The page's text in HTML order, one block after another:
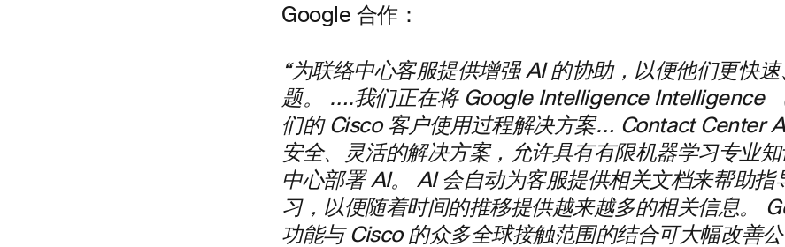
Google 合作：
“为联络中心客服提供增强 AI 的协助，以便他们更快
题。 ….我们正在将 Google Intelligence Intelligence
们的 Cisco 客户使用过程解决方案… Contact Center
安全、灵活的解决方案，允许具有有限机器学习专业
中心部署 AI。 AI 会自动为客服提供相关文档来帮助指
习，以便随着时间的推移提供越来越多的相关信息。
功能与 Cisco 的众多全球接触范围的结合可大幅改善